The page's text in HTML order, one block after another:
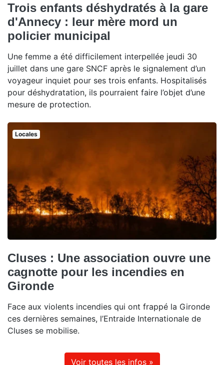
Trois enfants déshydratés à la gare
d'Annecy : leur mère mord un
policier municipal
Une femme a été difficilement interpellée jeudi 30
juillet dans une gare SNCF après le signalement d’un
voyageur inquiet pour ses trois enfants. Hospitalisés
pour déshydratation, ils pourraient faire l’objet d’une
mesure de protection.
Locales
Cluses : Une association ouvre une
cagnotte pour les incendies en
Gironde
Face aux violents incendies qui ont frappé la Gironde
ces dernières semaines, l’Entraide Internationale de
Cluses se mobilise.
Voir toutes les infos »